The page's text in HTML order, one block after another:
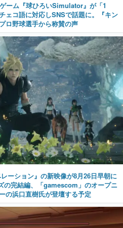
ーム『球ひろいSimulator』が「1
ェコ語に対応しSNSで話題に。『キン
ロ野球選手から称賛の声
ーション』の新映像が8月26日早朝に
の完結編、「gamescom」のオープニ
の浜口直樹氏が登壇する予定